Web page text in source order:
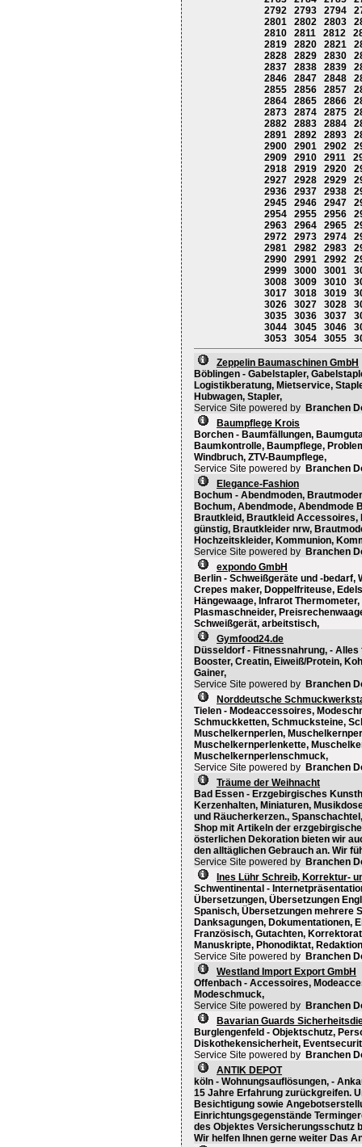
2792
2793 2794
2801
2802 2803
2810
2811 2812
2819
2820 2821
2828
2829 2830
2837
2838 2839
2846
2847 2848
2855
2856 2857
2864
2865 2866
2873
2874 2875
2882
2883 2884
2891
2892 2893
2900
2901 2902
2909
2910 2911
2918
2919 2920
2927
2928 2929
2936
2937 2938
2945
2946 2947
2954
2955 2956
2963
2964 2965
2972
2973 2974
2981
2982 2983
2990
2991 2992
2999
3000 3001
3008
3009 3010
3017
3018 3019
3026
3027 3028
3035
3036 3037
3044
3045 3046
3053
3054 3055
Zeppelin Baumaschinen GmbH
Böblingen - Gabelstapler,
Logistikberatung, Mietservice,
Hubwagen, Stapler,
Service Site powered by Branchen
Baumpflege Krois
Borchen - Baumfällungen,
Baumkontrolle, Baumpflege,
Windbruch, ZTV-Baumpflege,
Service Site powered by Branchen
Elegance-Fashion
Bochum - Abendmoden,
Bochum, Abendmode, Abendmode
Brautkleid, Brautkleid
günstig, Brautkleider nrw,
Hochzeitskleider, Kommunion,
Service Site powered by Branchen
expondo GmbH
Berlin - Schweißgeräte und -bedarf,
Crepes maker, Doppelfriteuse,
Hängewaage, Infrarot
Plasmaschneider,
Schweißgerät, arbeitstisch,
Gymfood24.de
Düsseldorf - Fitnessnahrung, -
Booster, Creatin, Eiweiß/Protein,
Gainer,
Service Site powered by Branchen
Norddeutsche
Tielen - Modeaccessoires,
Schmuckketten, Schmucksteine,
Muschelkernperlen,
Muschelkernperlenkette,
Muschelkernperlenschmuck,
Service Site powered by Branchen
Träume der Weihnacht
Bad Essen - Erzgebirgisches
Kerzenhalten, Miniaturen,
und Räucherkerzen.,
Shop mit Artikeln der
österlichen Dekoration bieten wir
den alltäglichen Gebrauch an. Wir
Service Site powered by Branchen
Ines Lühr Schreib, Korrektur-
Schwentinental -
Übersetzungen, Übersetzungen
Spanisch, Übersetzungen mehrere
Danksagungen, Dokumentationen,
Französisch, Gutachten,
Manuskripte, Phonodiktat,
Service Site powered by Branchen
Westland Import Export GmbH
Offenbach - Accessoires,
Modeschmuck,
Service Site powered by Branchen
Bavarian Guards
Burglengenfeld - Objektschutz,
Diskothekensicherheit,
Service Site powered by Branchen
ANTIK DEPOT
köln - Wohnungsauflösungen, -
15 Jahre Erfahrung zurückgreifen.
Besichtigung sowie
Einrichtungsgegenstände
des Objektes Versicherungsschutz
Wir helfen Ihnen gerne weiter Das